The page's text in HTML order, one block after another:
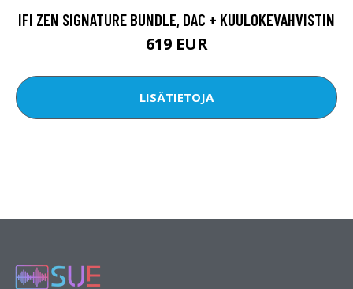
IFI ZEN SIGNATURE BUNDLE, DAC + KUULOKEVAHVISTIN
619 EUR
LISÄTIETOJA